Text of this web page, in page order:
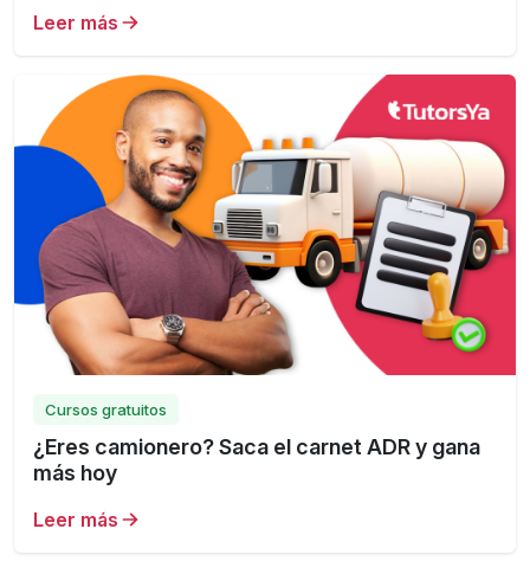
Leer más
Cursos gratuitos
¿Eres camionero? Saca el carnet ADR y gana
más hoy
Leer más